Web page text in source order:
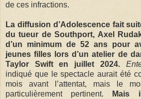
de ces infractions.
La diffusion d’Adolescence fait
du tueur de Southport, Axel
d’un minimum de 52 ans pour
jeunes filles lors d’un atelier de
Taylor Swift en juillet 2024.
indiqué que le spectacle aurait été
mois avant l’attentat, mais le
particulièrement pertinent. Mais